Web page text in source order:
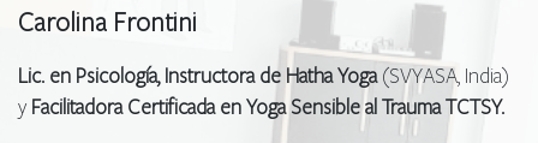
Carolina Frontini
Lic. en Psicología, Instructora de Hatha Yoga (SVYASA, India)
y Facilitadora Certificada en Yoga Sensible al Trauma TCTSY.